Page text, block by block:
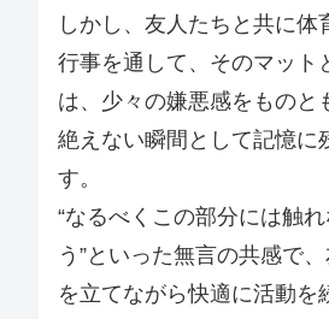
しかし、友人たちと共に体
行事を通して、そのマット
は、少々の嫌悪感をものと
絶えない瞬間として記憶に
す。
“なるべくこの部分には触
う”といった無言の共感で
を立てながら快適に活動を